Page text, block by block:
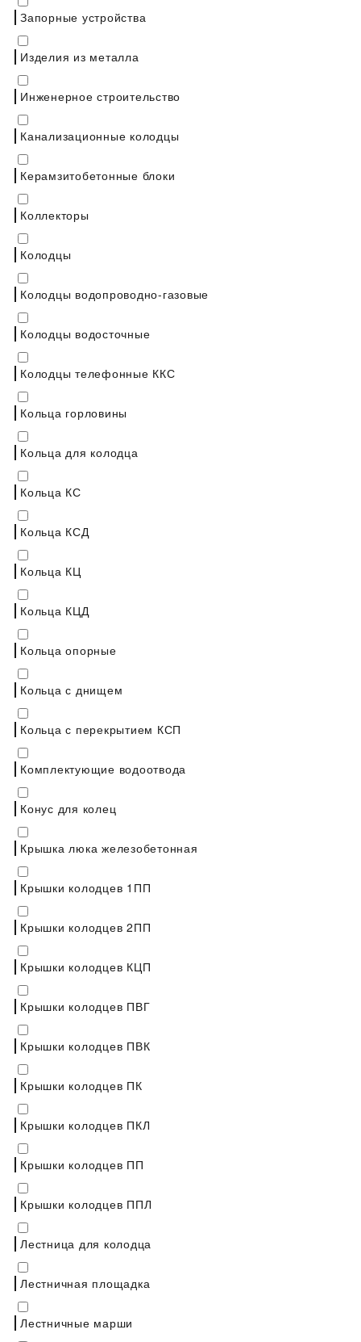
Запорные устройства
Изделия из металла
Инженерное строительство
Канализационные колодцы
Керамзитобетонные блоки
Коллекторы
Колодцы
Колодцы водопроводно-газовые
Колодцы водосточные
Колодцы телефонные ККС
Кольца горловины
Кольца для колодца
Кольца КС
Кольца КСД
Кольца КЦ
Кольца КЦД
Кольца опорные
Кольца с днищем
Кольца с перекрытием КСП
Комплектующие водоотвода
Конус для колец
Крышка люка железобетонная
Крышки колодцев 1ПП
Крышки колодцев 2ПП
Крышки колодцев КЦП
Крышки колодцев ПВГ
Крышки колодцев ПВК
Крышки колодцев ПК
Крышки колодцев ПКЛ
Крышки колодцев ПП
Крышки колодцев ППЛ
Лестница для колодца
Лестничная площадка
Лестничные марши